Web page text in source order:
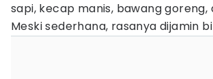
sapi, kecap manis, bawang goreng,
Meski sederhana, rasanya dijamin